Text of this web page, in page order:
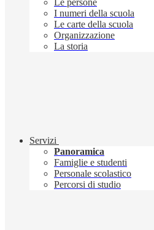
Le persone
I numeri della scuola
Le carte della scuola
Organizzazione
La storia
Servizi
Panoramica
Famiglie e studenti
Personale scolastico
Percorsi di studio